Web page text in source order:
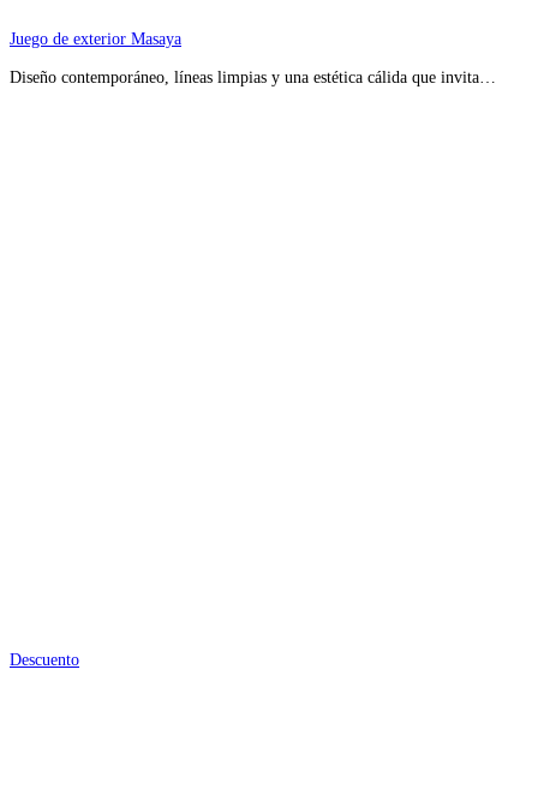
Juego de exterior Masaya
Diseño contemporáneo, líneas limpias y una estética cálida que invita…
Descuento